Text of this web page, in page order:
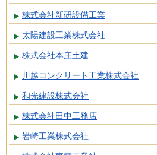
株式会社新研設備工業
太陽建設工業株式会社
株式会社本庄土建
川越コンクリート工業株式会社
和光建設株式会社
株式会社田中工務店
岩崎工業株式会社